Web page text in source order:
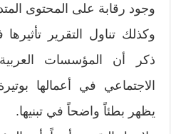
وجود رقابة على المحتوى
وكذلك تناول التقرير
ذكر أن المؤسسات
الاجتماعي في أعمالها
يظهر بطئاً واضحاً في تبنيها.